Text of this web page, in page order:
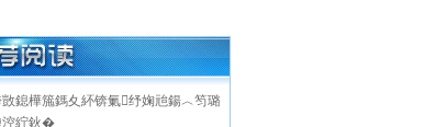
鎴樺箷鎷夊紑锛氭纾婅兘鍚︿笉璐
涳紵鈥�